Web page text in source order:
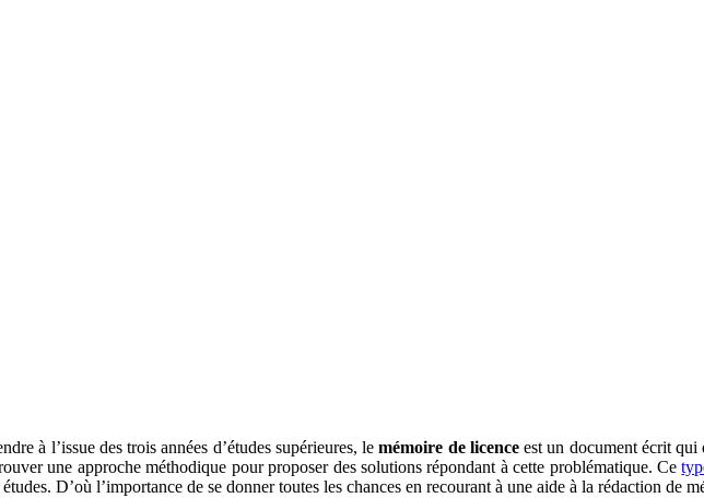
à l’issue des trois années d’études supérieures, lemémoire de licenceest un document écrit qui
une approche méthodique pour proposer des solutions répondant à cette problématique. Ce
D’où l’importance de se donner toutes les chances en recourant à une aide à la rédaction de